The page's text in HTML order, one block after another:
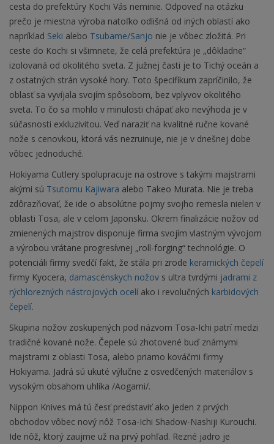
cesta do prefektúry Kochi Vás neminie. Odpoveď na otázku
prečo je miestna výroba natoľko odlišná od iných oblastí ako
napríklad Seki alebo Tsubame/Sanjo nie je vôbec zložitá. Pri
ceste do Kochi si všimnete, že celá prefektúra je „dôkladne“
izolovaná od okolitého sveta. Z južnej časti je to Tichý oceán a
z ostatných strán vysoké hory. Toto špecifikum zapríčinilo, že
oblasť sa vyvíjala svojím spôsobom, bez vplyvov okolitého
sveta. To čo sa mohlo v minulosti chápať ako nevýhoda je v
súčasnosti exkluzivitou. Veď naraziť na kvalitné ručne kované
nože s cenovkou, ktorá vás nezruinuje, nie je v dnešnej dobe
vôbec jednoduché.
Hokiyama Cutlery spolupracuje na ostrove s takými majstrami
akými sú Tsutomu Kajiwara alebo Takeo Murata. Nie je treba
zdôrazňovať, že ide o absolútne pojmy svojho remesla nielen v
oblasti Tosa, ale v celom Japonsku. Okrem finalizácie nožov od
zmienených majstrov disponuje firma svojím vlastným vývojom
a výrobou vrátane progresívnej „roll-forging“ technológie. O
potenciáli firmy svedčí fakt, že stála pri zrode keramických čepelí
firmy Kyocera, damascénskych nožov s ultra tvrdými jadrami z
rýchlorezných nástrojových ocelí ako i revolučných karbidových
čepelí.
Skupina nožov zoskupených pod názvom Tosa-Ichi patrí medzi
tradičné kované nože. Čepele sú zhotovené buď známymi
majstrami z oblasti Tosa, alebo priamo kováčmi firmy
Hokiyama. Jadrá sú ukuté výlučne z osvedčených materiálov s
vysokým obsahom uhlíka /Aogami/.
Nippon Knives má tú česť predstaviť ako jeden z prvých
obchodov vôbec nový nôž Tosa-Ichi Shadow-Nashiji Kurouchi.
Ide nôž, ktorý zaujme už na prvý pohľad. Rezné jadro je